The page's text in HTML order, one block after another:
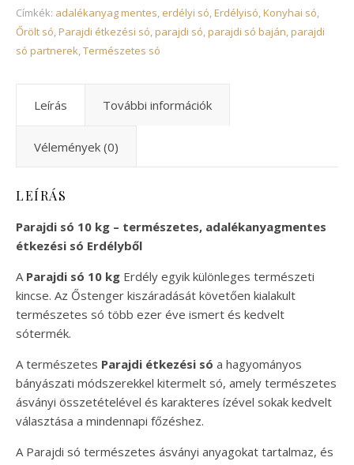
Címkék: adalékanyag mentes, erdélyi só,Erdélyisó,Konyhai só,
Őrölt só,Parajdi étkezési só,parajdi só,parajdi só baján,parajdi
só partnerek,Természetes só
Leírás További információk
Vélemények (0)
LEÍRÁS
Parajdi só 10 kg – természetes, adalékanyagmentes
étkezési só Erdélyből
A Parajdi só 10 kg Erdély egyik különleges természeti
kincse. Az Őstenger kiszáradását követően kialakult
természetes só több ezer éve ismert és kedvelt
sótermék.
A természetes Parajdi étkezési só a hagyományos
bányászati módszerekkel kitermelt só, amely természetes
ásványi összetételével és karakteres ízével sokak kedvelt
választása a mindennapi főzéshez.
A Parajdi só természetes ásványi anyagokat tartalmaz, és